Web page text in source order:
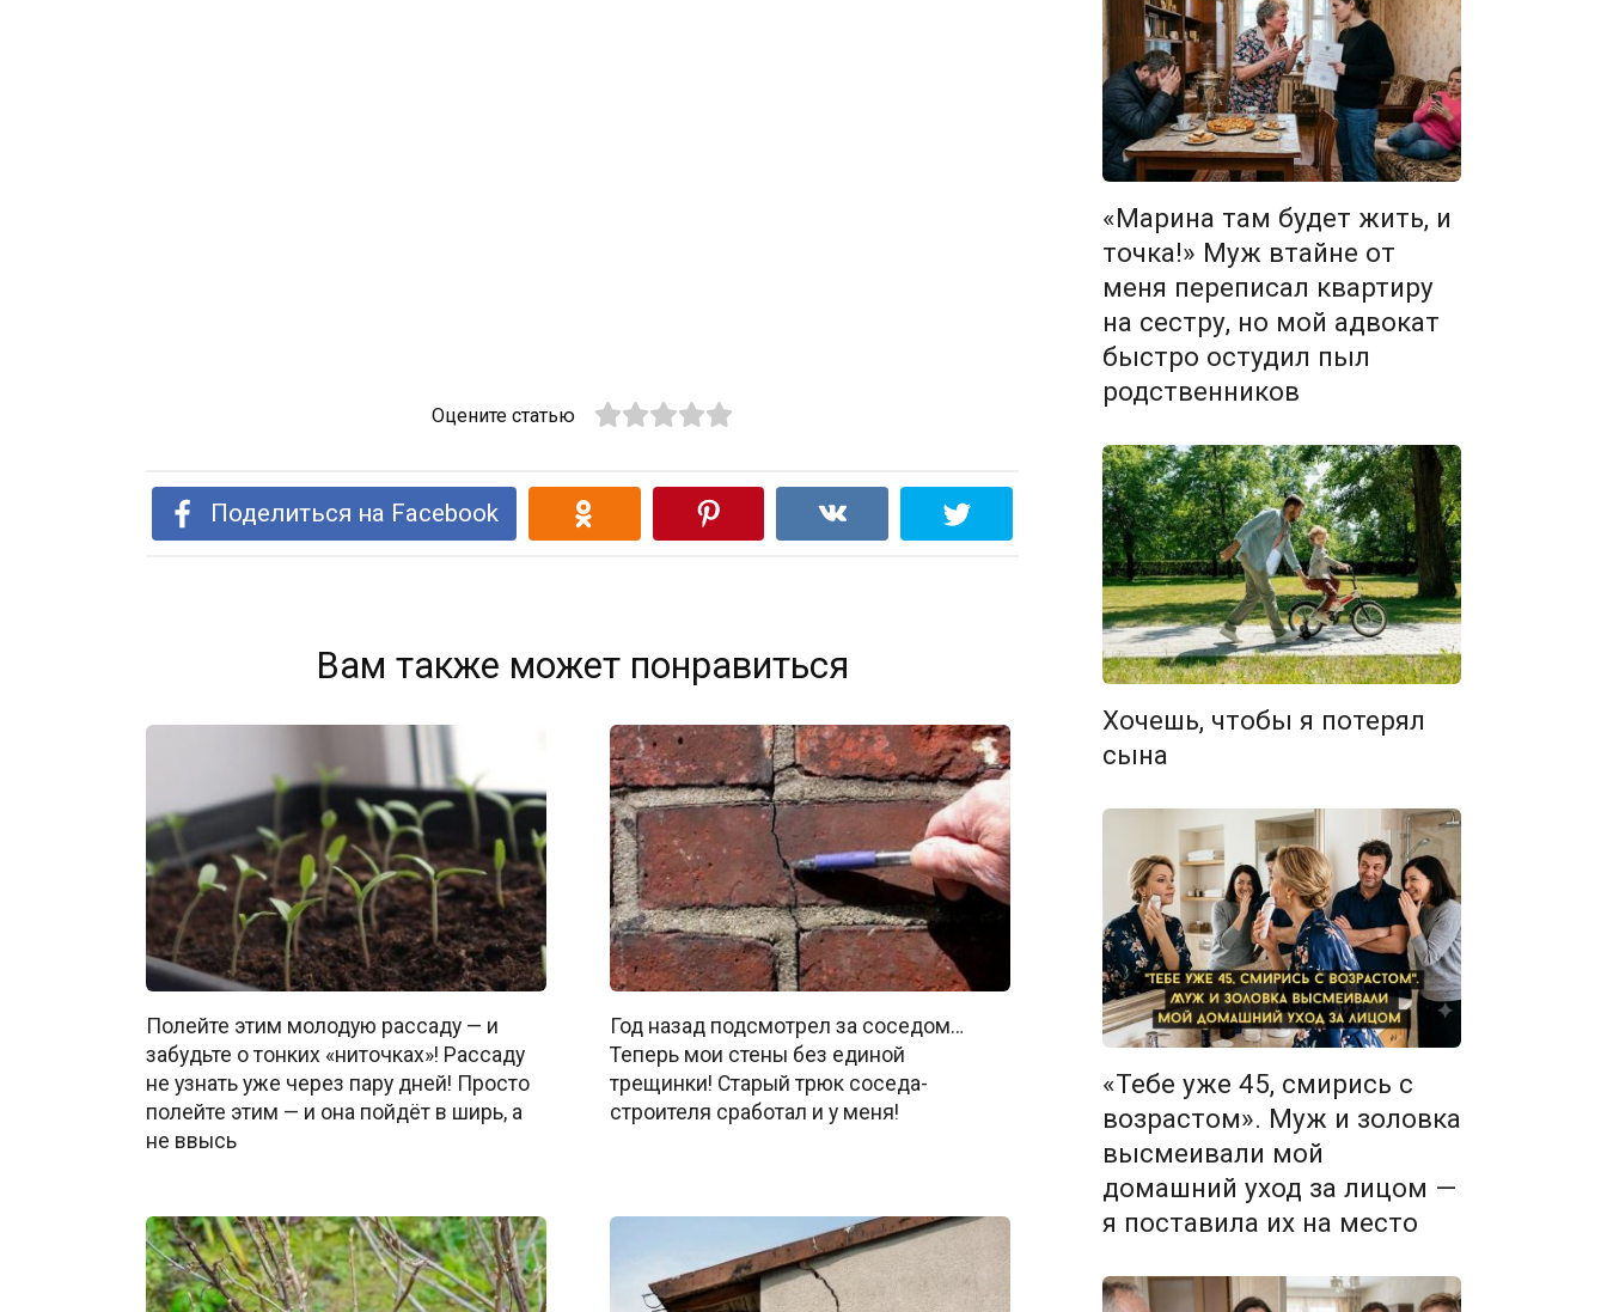
Оцените статью
Поделиться на Facebook
Вам также может понравиться
Полейте этим молодую рассаду — и
забудьте о тонких «ниточках»! Рассаду
не узнать уже через пару дней! Просто
полейте этим — и она пойдёт в ширь, а
не ввысь
Год назад подсмотрел за соседом…
Теперь мои стены без единой
трещинки! Старый трюк соседа-
строителя сработал и у меня!
«Марина там будет жить, и
точка!» Муж втайне от
меня переписал квартиру
на сестру, но мой адвокат
быстро остудил пыл
родственников
Хочешь, чтобы я потерял
сына
«Тебе уже 45, смирись с
возрастом». Муж и золовка
высмеивали мой
домашний уход за лицом —
я поставила их на место